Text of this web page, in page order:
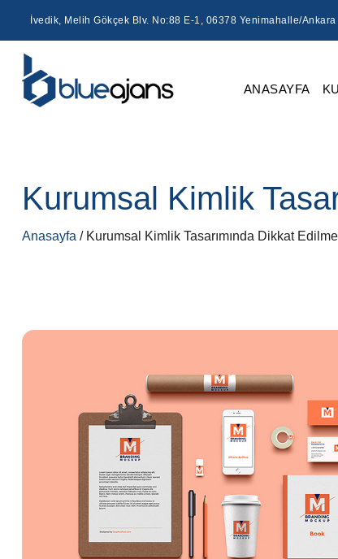
İvedik, Melih Gökçek Blv. No:88 E-1, 06378 Yenimahalle/Ankara
ANASAYFA
Kurumsal Kimlik
Anasayfa / Kurumsal Kimlik Tasarımında Dikkat